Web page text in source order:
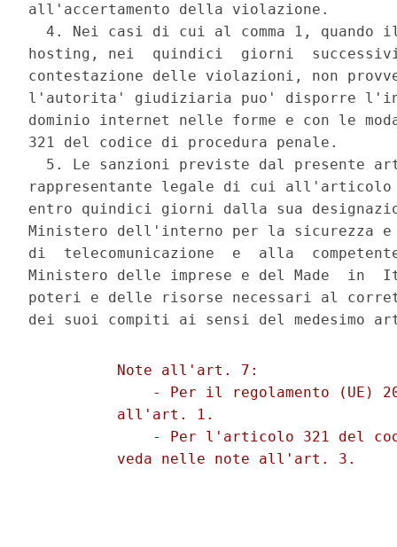
all'accertamento della violazione.
4. Nei casi di cui al comma 1, quando
hosting, nei  quindici  giorni
contestazione delle violazioni, non
l'autorita' giudiziaria puo' disporre
dominio internet nelle forme e con le
321 del codice di procedura penale.
5. Le sanzioni previste dal presente
rappresentante legale di cui all'articolo
entro quindici giorni dalla sua
Ministero dell'interno per la
di  telecomunicazione  e  alla
Ministero delle imprese e del Made  in
poteri e delle risorse necessari al
          Note all'art. 7:
- Per il regolamento (UE)
          all'art. 1.
- Per l'articolo 321 del